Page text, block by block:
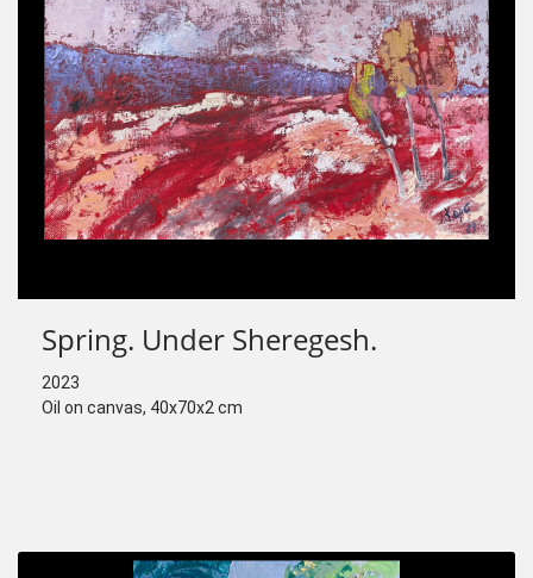
Spring. Under Sheregesh.
2023
Oil on canvas, 40х70х2 cm